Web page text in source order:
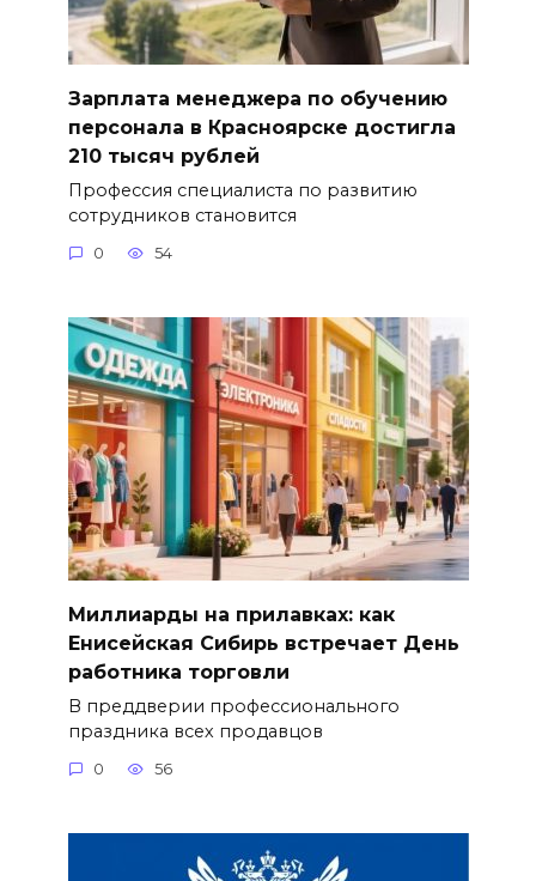
Зарплата менеджера по обучению
персонала в Красноярске достигла
210 тысяч рублей
Профессия специалиста по развитию
сотрудников становится
0 54
Миллиарды на прилавках: как
Енисейская Сибирь встречает День
работника торговли
В преддверии профессионального
праздника всех продавцов
0 56